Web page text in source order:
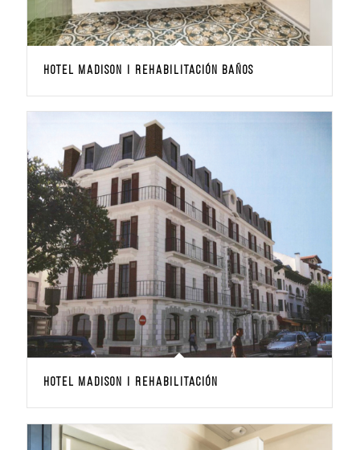
Hotel Madison | Rehabilitación baños
Hotel Madison | Rehabilitación